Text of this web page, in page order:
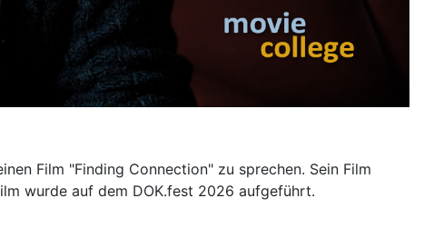
Film "Finding Connection" zu sprechen. Sein Film
wurde auf dem DOK.fest 2026 aufgeführt.